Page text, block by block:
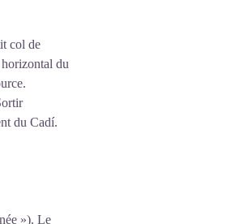
col de
du
du Cadí.
»). Le